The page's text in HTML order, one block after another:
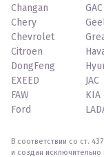
Changan
Chery
Chevrolet
Citroen
DongFeng
EXEED
FAW
Ford
GAC
JAC
KIA
В соответствии со ст.
и создан